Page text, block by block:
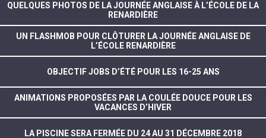
QUELQUES PHOTOS DE LA JOURNÉE ANGLAISE À L’ÉCOLE DE LA
RENARDIÈRE
UN FLASHMOB POUR CLÔTURER LA JOURNÉE ANGLAISE DE
L’ÉCOLE RENARDIÈRE
OBJECTIF JOBS D’ÉTÉ POUR LES 16-25 ANS
ANIMATIONS PROPOSÉES PAR LA COULÉE DOUCE POUR LES
VACANCES D’HIVER
LA PISCINE SERA FERMÉE DU 24 AU 31 DÉCEMBRE 2018